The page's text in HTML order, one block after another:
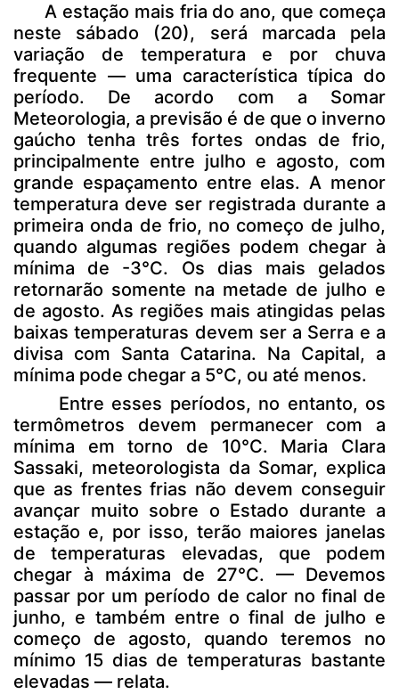
A estação mais fria do ano, que começa
neste sábado (20), será marcada pela
variação de temperatura e por chuva
frequente — uma característica típica do
período. De acordo com a Somar
Meteorologia, a previsão é de que o inverno
gaúcho tenha três fortes ondas de frio,
principalmente entre julho e agosto, com
grande espaçamento entre elas. A menor
temperatura deve ser registrada durante a
primeira onda de frio, no começo de julho,
quando algumas regiões podem chegar à
mínima de -3°C. Os dias mais gelados
retornarão somente na metade de julho e
de agosto. As regiões mais atingidas pelas
baixas temperaturas devem ser a Serra e a
divisa com Santa Catarina. Na Capital, a
mínima pode chegar a 5°C, ou até menos.
Entre esses períodos, no entanto, os
termômetros devem permanecer com a
mínima em torno de 10°C. Maria Clara
Sassaki, meteorologista da Somar, explica
que as frentes frias não devem conseguir
avançar muito sobre o Estado durante a
estação e, por isso, terão maiores janelas
de temperaturas elevadas, que podem
chegar à máxima de 27°C. — Devemos
passar por um período de calor no final de
junho, e também entre o final de julho e
começo de agosto, quando teremos no
mínimo 15 dias de temperaturas bastante
elevadas — relata.